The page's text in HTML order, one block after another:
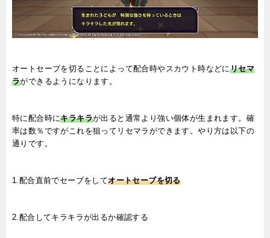
オートセーブを切ることによって配合時やスカウト時などにリセマ
ラができるようになります。
特に配合時にキラキラが出ると通常より強い個体が生まれます。確
率は数％ですがこれを狙ってリセマラができます。やり方は以下の
通りです。
1.配合直前でセーブをしてオートセーブを切る
2.配合してキラキラが出るか確認する